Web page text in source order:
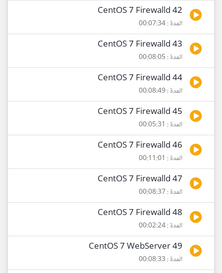
42 CentOS 7 Firewalld
المدة : 00:07:34
43 CentOS 7 Firewalld
المدة : 00:08:05
44 CentOS 7 Firewalld
المدة : 00:08:49
45 CentOS 7 Firewalld
المدة : 00:05:31
46 CentOS 7 Firewalld
المدة : 00:11:01
47 CentOS 7 Firewalld
المدة : 00:08:37
48 CentOS 7 Firewalld
المدة : 00:02:24
49 CentOS 7 WebServer
المدة : 00:08:33